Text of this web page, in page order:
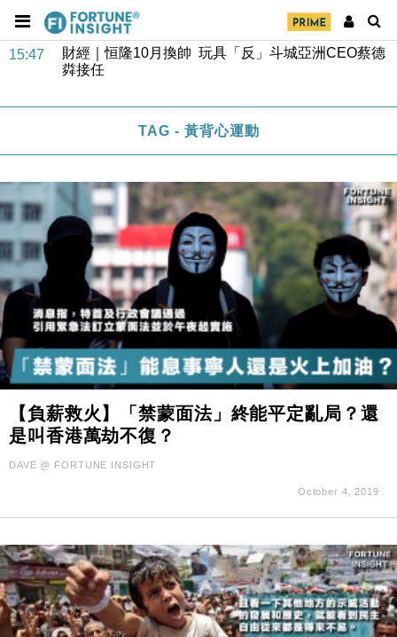
財經｜日經失守6.5萬點後回穩 全周仍升近2%
15:47
財經｜恒隆10月換帥 玩具「反」斗城亞洲CEO蔡德
粦接任
財經｜內地7月美元計價出口增近24%勝預期 貿易順
差達1125億美元
12:44
財經｜日本春季三度入市撐日圓 4月單日斥6.28萬億
日圓干預創新高
國際｜特朗普料美伊戰事快結束 承認部分彈藥庫存緊
15:59
財經｜SA售股自救後再出手 斥4億美元押注未上市公
11:30
財經｜精星香港夥菜鳥拓全球智慧倉儲市場 加快海外
市場落地
14:50
地產｜大酒店中期轉賺2300萬元 斥21億翻新香港及
東京半島
13:12
國際｜特朗普赴洛杉磯高球場活動前 男子攜槍彈被捕
財經｜恒隆10月換帥 玩具「反」斗城亞洲CEO蔡德
15:11
13:44
財經｜內地7月美元計價出口增近24%勝預期 貿易順
差達1125億美元
12:44
財經｜日本春季三度入市撐日圓 4月單日斥6.28萬億
TAG - 黃背心運動
【負薪救火】「禁蒙面法」終能平定亂局？還
是叫香港萬劫不復？
DAVE @ FORTUNE INSIGHT
October 4, 2019